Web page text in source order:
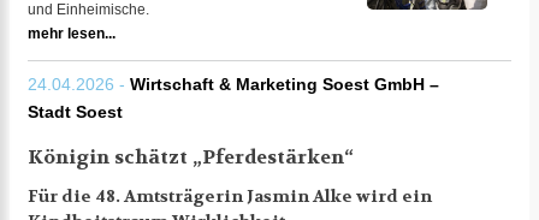
und Einheimische.
mehr lesen...
24.04.2026 - Wirtschaft & Marketing Soest GmbH –
Stadt Soest
Königin schätzt „Pferdestärken“
Für die 48. Amtsträgerin Jasmin Alke wird ein